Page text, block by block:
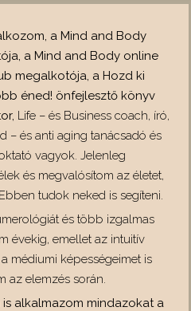
a Mind and Body
a Mind and Body online
megalkotója, a Hozd ki
éned! önfejlesztő könyv
Life – és Business coach, író,
– és anti aging tanácsadó és
vagyok. Jelenleg
és megvalósítom az életet,
tudok neked is segíteni.
és több izgalmas
évekig, emellet az intuitív
médiumi képességeimet is
az elemzés során.
alkalmazom mindazokat a